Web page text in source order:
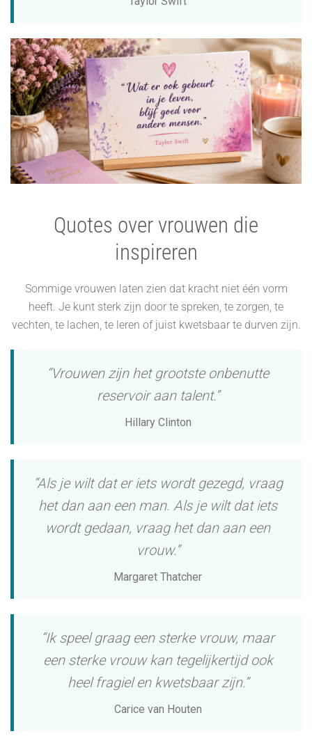
Quotes over vrouwen die
inspireren
Sommige vrouwen laten zien dat kracht niet één vorm
heeft. Je kunt sterk zijn door te spreken, te zorgen, te
vechten, te lachen, te leren of juist kwetsbaar te durven zijn.
“Vrouwen zijn het grootste onbenutte
reservoir aan talent.”
Hillary Clinton
“Als je wilt dat er iets wordt gezegd, vraag
het dan aan een man. Als je wilt dat iets
wordt gedaan, vraag het dan aan een
vrouw.”
Margaret Thatcher
“Ik speel graag een sterke vrouw, maar
een sterke vrouw kan tegelijkertijd ook
heel fragiel en kwetsbaar zijn.”
Carice van Houten